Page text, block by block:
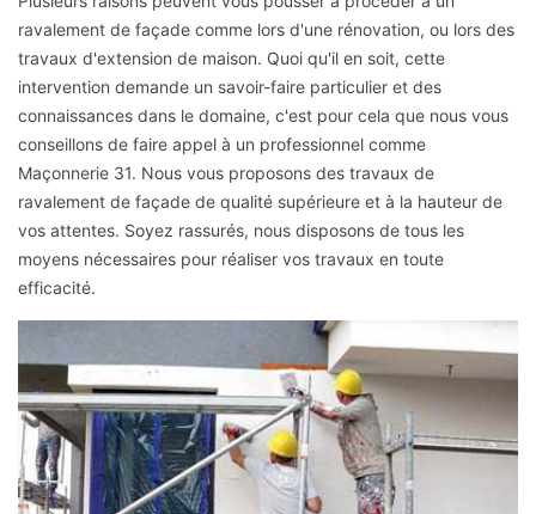
ravalement de façade comme lors d'une rénovation, ou lors des
travaux d'extension de maison. Quoi qu'il en soit, cette
intervention demande un savoir-faire particulier et des
connaissances dans le domaine, c'est pour cela que nous vous
conseillons de faire appel à un professionnel comme
Maçonnerie 31. Nous vous proposons des travaux de
ravalement de façade de qualité supérieure et à la hauteur de
vos attentes. Soyez rassurés, nous disposons de tous les
moyens nécessaires pour réaliser vos travaux en toute
efficacité.